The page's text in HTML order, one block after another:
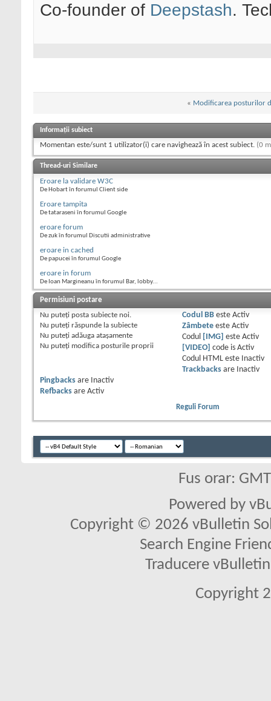
Co-founder of Deepstash.
« Modificarea posturilor
Informații subiect
Momentan este/sunt 1 utilizator(i) care navighează în acest subiect. (0
Thread-uri Similare
Eroare la validare W3C
De Hobart în forumul Client side
Eroare tampita
De tataraseni în forumul Google
eroare forum
De zuk în forumul Discutii administrative
eroare in cached
De papucei în forumul Google
eroare in forum
De Ioan Margineanu în forumul Bar, lobby...
Permisiuni postare
Nu puteţi posta subiecte noi.
Nu puteţi răspunde la subiecte
Nu puteţi adăuga ataşamente
Nu puteţi modifica posturile proprii
Codul BBeste Activ
Zâmbeteeste Activ
Codul
[IMG] este Activ
[VIDEO]
code is Activ
Codul HTML este
Inactiv
Trackbacksare
Inactiv
Pingbacks are
Inactiv
Refbacks are Activ
Reguli Forum
Fus orar:
Powered by
Copyright © 2026 vBulletin
Search Engine
Traducere
Copyright